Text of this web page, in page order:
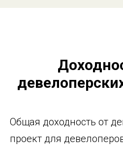
Общая доходность от
проект для